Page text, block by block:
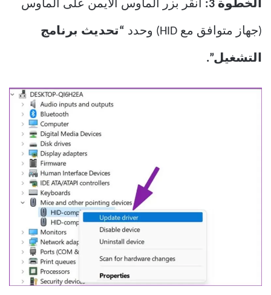
الخطوة 3: انقر بزر الماوس الأيمن على الماوس
(جهاز متوافق مع HID) وحدد “تحديث برنامج
التشغيل”.